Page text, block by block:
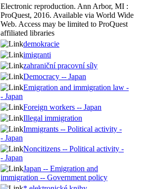
Electronic reproduction. Ann Arbor, MI :
ProQuest, 2016. Available via World Wide
Web. Access may be limited to ProQuest
affiliated libraries
demokracie
imigranti
zahraniční pracovní síly
Democracy -- Japan
Emigration and immigration law -
- Japan
Foreign workers -- Japan
Illegal immigration
Immigrants -- Political activity -
- Japan
Noncitizens -- Political activity -
- Japan
Japan -- Emigration and
immigration -- Government policy